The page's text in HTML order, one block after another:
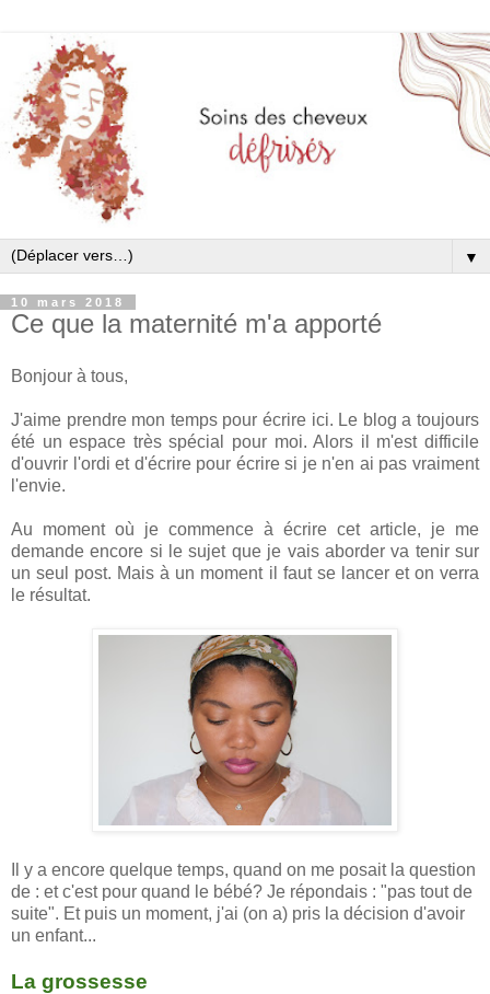
▼
10 mars 2018
Ce que la maternité m'a apporté
Bonjour à tous,
J'aime prendre mon temps pour écrire ici. Le blog a toujours
été un espace très spécial pour moi. Alors il m'est difficile
d'ouvrir l'ordi et d'écrire pour écrire si je n'en ai pas vraiment
l'envie.
Au moment où je commence à écrire cet article, je me
demande encore si le sujet que je vais aborder va tenir sur
un seul post. Mais à un moment il faut se lancer et on verra
le résultat.
Il y a encore quelque temps, quand on me posait la question
de : et c'est pour quand le bébé? Je répondais : "pas tout de
suite". Et puis un moment, j'ai (on a) pris la décision d'avoir
un enfant...
La grossesse